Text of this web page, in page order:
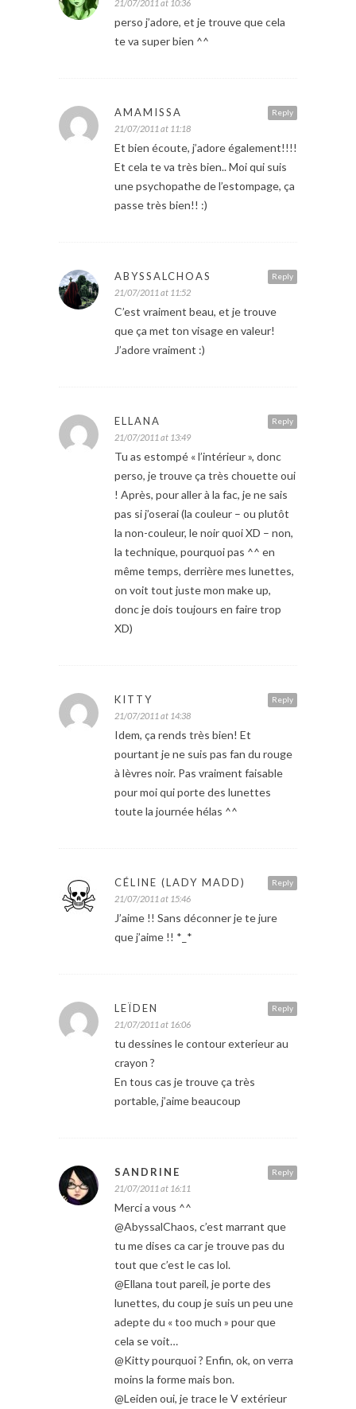
21/07/2011 at 10:36
perso j’adore, et je trouve que cela
te va super bien ^^
Reply
AMAMISSA
21/07/2011 at 11:18
Et bien écoute, j’adore également!!!!
Et cela te va très bien.. Moi qui suis
une psychopathe de l’estompage, ça
passe très bien!! :)
Reply
ABYSSALCHOAS
21/07/2011 at 11:52
C’est vraiment beau, et je trouve
que ça met ton visage en valeur!
J’adore vraiment :)
Reply
ELLANA
21/07/2011 at 13:49
Tu as estompé « l’intérieur », donc
perso, je trouve ça très chouette oui
! Après, pour aller à la fac, je ne sais
pas si j’oserai (la couleur – ou plutôt
la non-couleur, le noir quoi XD – non,
la technique, pourquoi pas ^^ en
même temps, derrière mes lunettes,
on voit tout juste mon make up,
donc je dois toujours en faire trop
XD)
Reply
KITTY
21/07/2011 at 14:38
Idem, ça rends très bien! Et
pourtant je ne suis pas fan du rouge
à lèvres noir. Pas vraiment faisable
pour moi qui porte des lunettes
toute la journée hélas ^^
Reply
CÉLINE (LADY MADD)
21/07/2011 at 15:46
J’aime !! Sans déconner je te jure
que j’aime !! *_*
Reply
LEÏDEN
21/07/2011 at 16:06
tu dessines le contour exterieur au
crayon ?
En tous cas je trouve ça très
portable, j’aime beaucoup
Reply
SANDRINE
21/07/2011 at 16:11
Merci a vous ^^
@AbyssalChaos, c’est marrant que
tu me dises ca car je trouve pas du
tout que c’est le cas lol.
@Ellana tout pareil, je porte des
lunettes, du coup je suis un peu une
adepte du « too much » pour que
cela se voit…
@Kitty pourquoi ? Enfin, ok, on verra
moins la forme mais bon.
@Leiden oui, je trace le V extérieur